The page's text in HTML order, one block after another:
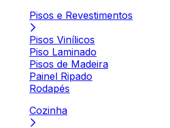
Pisos e Revestimentos
Pisos Vinílicos
Piso Laminado
Pisos de Madeira
Painel Ripado
Rodapés
Cozinha